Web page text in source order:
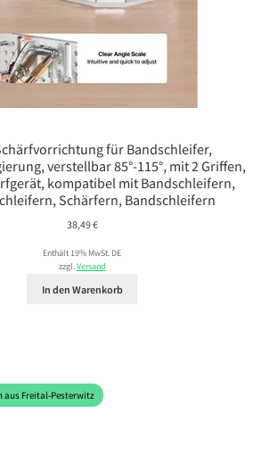
für Bandschleifer,
verstellbar 85°-115°, mit 2 Griffen,
kompatibel mit Bandschleifern,
Schärfern, Bandschleifern
38,49€
Enthält 19% MwSt. DE
zzgl.Versand
In den Warenkorb
aus Freital-Pesterwitz